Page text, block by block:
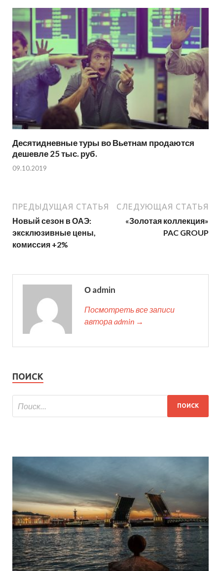
Десятидневные туры во Вьетнам продаются
дешевле 25 тыс. руб.
09.10.2019
ПРЕДЫДУЩАЯ СТАТЬЯ
Новый сезон в ОАЭ:
эксклюзивные цены,
комиссия +2%
СЛЕДУЮЩАЯ СТАТЬЯ
«Золотая коллекция»
PAC GROUP
О admin
Посмотреть все записи
автора admin →
ПОИСК